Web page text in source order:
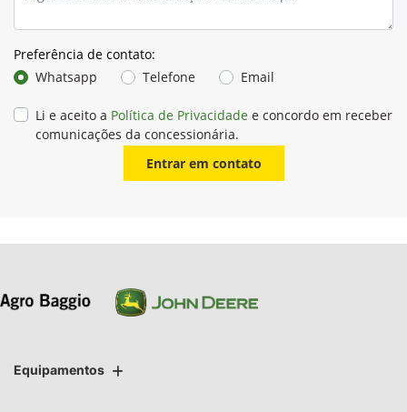
Preferência de contato:
Whatsapp
Telefone Email
Li e aceito a Política de Privacidade e concordo em receber
comunicações da concessionária.
Entrar em contato
Equipamentos